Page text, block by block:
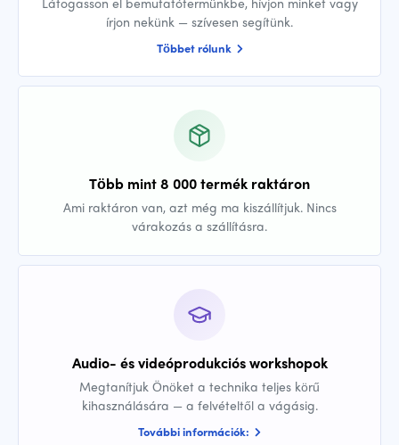
írjon nekünk — szívesen segítünk.
Többet rólunk
Több mint 8 000 termék raktáron
Ami raktáron van, azt még ma kiszállítjuk. Nincs
várakozás a szállításra.
Audio- és videóprodukciós workshopok
Megtanítjuk Önöket a technika teljes körű
kihasználására — a felvételtől a vágásig.
További információk: